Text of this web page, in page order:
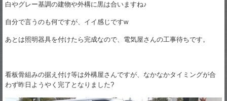
白やグレー基調の建物や外構に黒は合いますね♪
自分で言うのも何ですが、イイ感じですw
あとは照明器具を付けたら完成なので、電気屋さんの工事待ちです。
看板骨組みの据え付け等は外構屋さんですが、なかなかタイミングが合
わず昨日ようやく完了となりました?